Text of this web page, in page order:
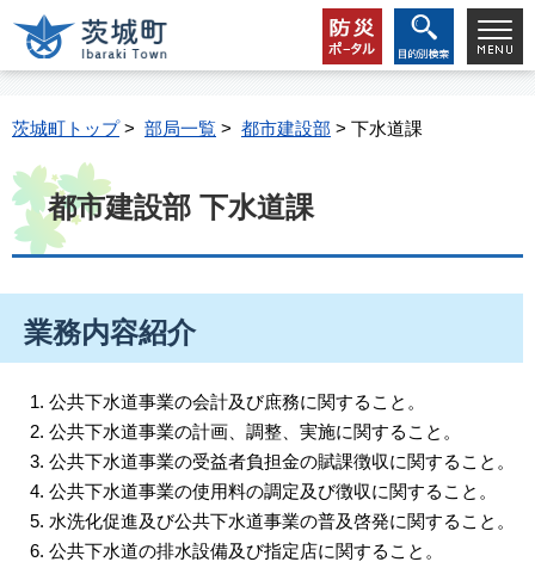
茨城町トップ> 部局一覧 > 都市建設部 > 下水道課
都市建設部 下水道課
業務内容紹介
公共下水道事業の会計及び庶務に関すること。
公共下水道事業の計画、調整、実施に関すること。
公共下水道事業の受益者負担金の賦課徴収に関すること。
公共下水道事業の使用料の調定及び徴収に関すること。
水洗化促進及び公共下水道事業の普及啓発に関すること。
公共下水道の排水設備及び指定店に関すること。